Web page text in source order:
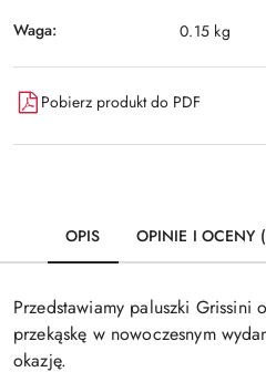
Waga: 0.15 kg
Pobierz produkt do PDF
OPIS OPINIE I OCENY
Przedstawiamy paluszki Grissini
przekąskę w nowoczesnym
okazję.